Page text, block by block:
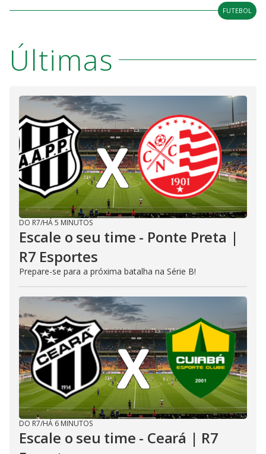
FUTEBOL
Últimas
DO R7/HÁ 5 MINUTOS
Escale o seu time - Ponte Preta |
R7 Esportes
Prepare-se para a próxima batalha na Série B!
DO R7/HÁ 6 MINUTOS
Escale o seu time - Ceará | R7